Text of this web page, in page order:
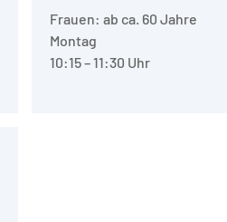
Frauen: ab ca. 60 Jahre
Montag
10:15 – 11:30 Uhr